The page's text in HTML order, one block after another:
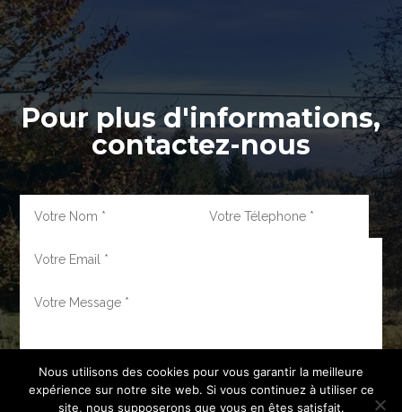
Pour plus d'informations,
contactez-nous
Nous utilisons des cookies pour vous garantir la meilleure
expérience sur notre site web. Si vous continuez à utiliser ce
site, nous supposerons que vous en êtes satisfait.